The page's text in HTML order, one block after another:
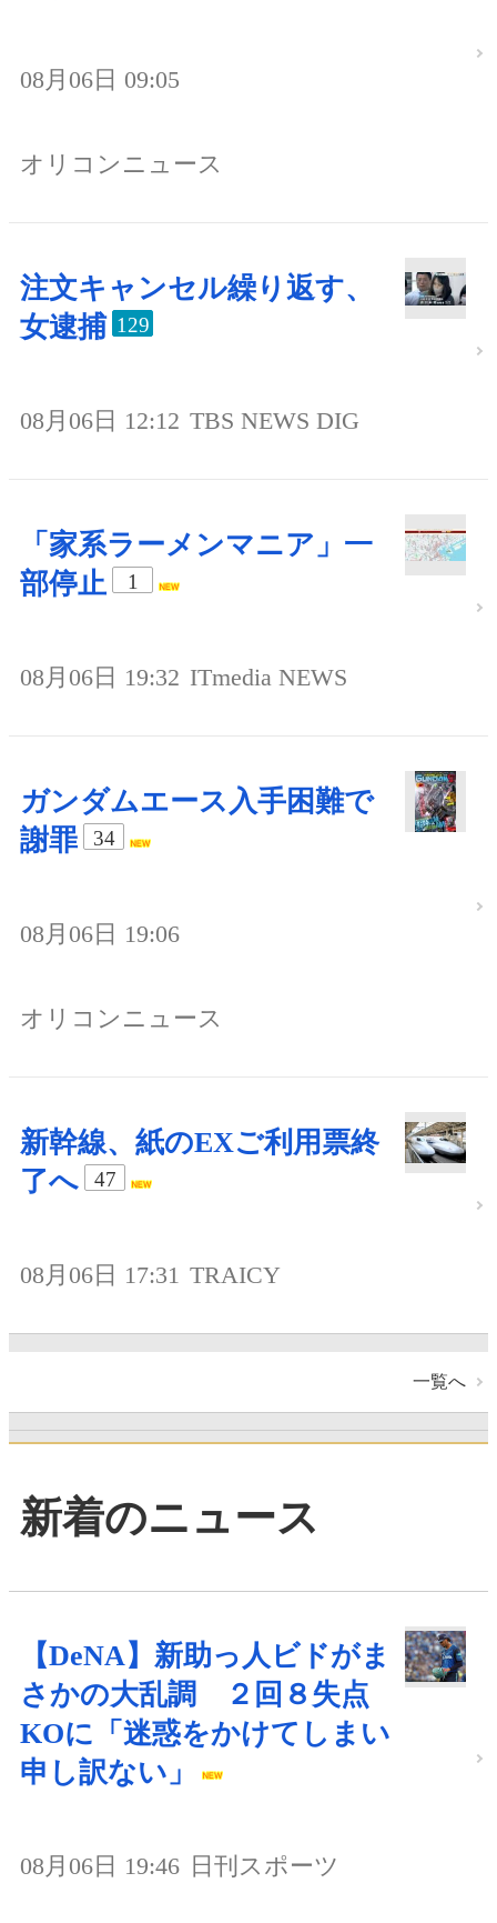
08月06日 09:05
オリコンニュース
注文キャンセル繰り返す、
女逮捕 129
08月06日 12:12 TBS NEWS DIG
「家系ラーメンマニア」一
部停止
1
08月06日 19:32 ITmedia NEWS
ガンダムエース入手困難で
謝罪
34
08月06日 19:06
オリコンニュース
新幹線、紙のEXご利用票終
了へ
47
08月06日 17:31 TRAICY
一覧へ
新着のニュース
【DeNA】新助っ人ビドがま
さかの大乱調 ２回８失点
KOに「迷惑をかけてしまい
申し訳ない」
08月06日 19:46 日刊スポーツ